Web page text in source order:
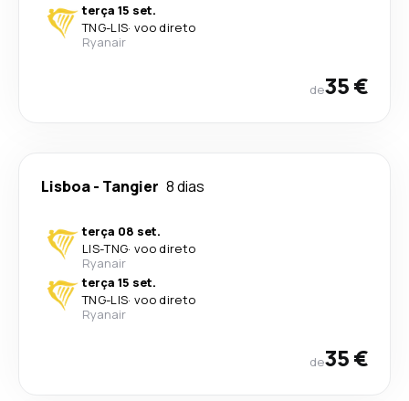
terça 15 set.
TNG-LIS· voo direto
Ryanair
de35 €
Lisboa- Tangier 8 dias
terça 08 set.
LIS-TNG· voo direto
Ryanair
terça 15 set.
TNG-LIS· voo direto
Ryanair
de35 €